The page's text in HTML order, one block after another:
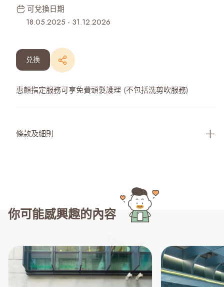
可兌換日期
18.05.2025 - 31.12.2026
兑換
惠顧指定服務可享免費頭髮護理 (不包括洗剪吹服務)
條款及細則
你可能感興趣的內容